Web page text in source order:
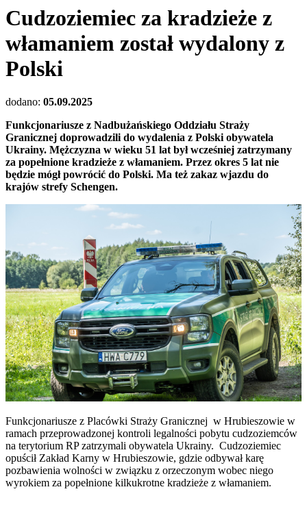
Cudzoziemiec za kradzieże z
włamaniem został wydalony z
Polski
dodano: 05.09.2025
Funkcjonariusze z Nadbużańskiego Oddziału Straży
Granicznej doprowadzili do wydalenia z Polski obywatela
Ukrainy. Mężczyzna w wieku 51 lat był wcześniej zatrzymany
za popełnione kradzieże z włamaniem. Przez okres 5 lat nie
będzie mógł powrócić do Polski. Ma też zakaz wjazdu do
krajów strefy Schengen.
Funkcjonariusze z Placówki Straży Granicznej w Hrubieszowie w
ramach przeprowadzonej kontroli legalności pobytu cudzoziemców
na terytorium RP zatrzymali obywatela Ukrainy. Cudzoziemiec
opuścił Zakład Karny w Hrubieszowie, gdzie odbywał karę
pozbawienia wolności w związku z orzeczonym wobec niego
wyrokiem za popełnione kilkukrotne kradzieże z włamaniem.